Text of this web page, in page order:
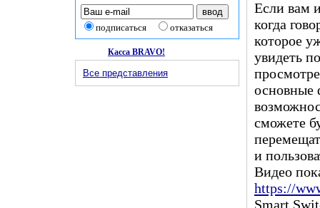
подписаться отказаться
Касса BRAVO!
Все представления
Если вам
когда
которое
увидеть
основные
сможете
и
Видео
https://
Smart